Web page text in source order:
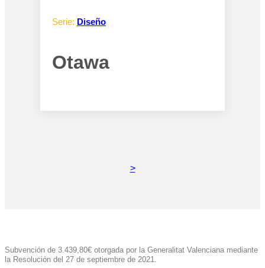
Serie: Diseño
Otawa
>
Subvención de 3.439,80€ otorgada por la Generalitat Valenciana mediante
la Resolución del 27 de septiembre de 2021.